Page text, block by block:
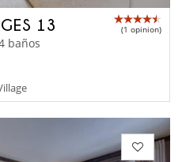
13 (1 opinion)
baños